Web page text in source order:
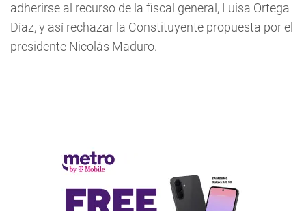
adherirse al recurso de la fiscal general, Luisa Ortega
Díaz, y así rechazar la Constituyente propuesta por el
presidente Nicolás Maduro.